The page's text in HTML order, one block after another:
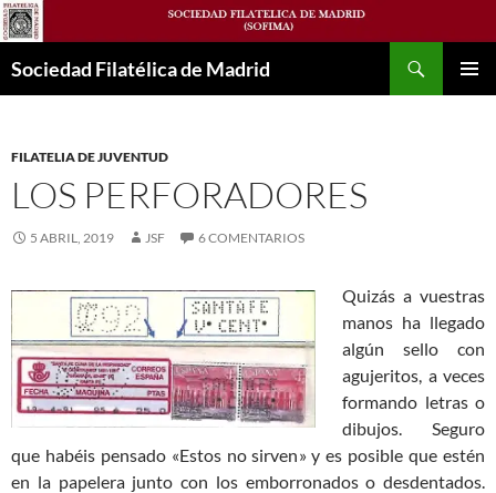
Saltar
al
contenido
Sociedad Filatélica de Madrid
FILATELIA DE JUVENTUD
LOS PERFORADORES
5 ABRIL, 2019 JSF 6 COMENTARIOS
Quizás a vuestras
manos ha llegado
algún sello con
agujeritos, a veces
formando letras o
dibujos. Seguro
que habéis pensado «Estos no sirven» y es posible que estén
en la papelera junto con los emborronados o desdentados.